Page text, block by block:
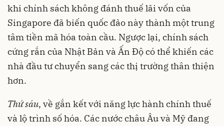
khi chính sách không đánh thuế lãi vốn của
Singapore đã biến quốc đảo này thành một trung
tâm tiền mã hóa toàn cầu. Ngược lại, chính sách
cứng rắn của Nhật Bản và Ấn Độ có thể khiến các
nhà đầu tư chuyển sang các thị trường thân thiện
hơn.
Thứ sáu, về gắn kết với năng lực hành chính thuế
và lộ trình số hóa. Các nước châu Âu và Mỹ đang